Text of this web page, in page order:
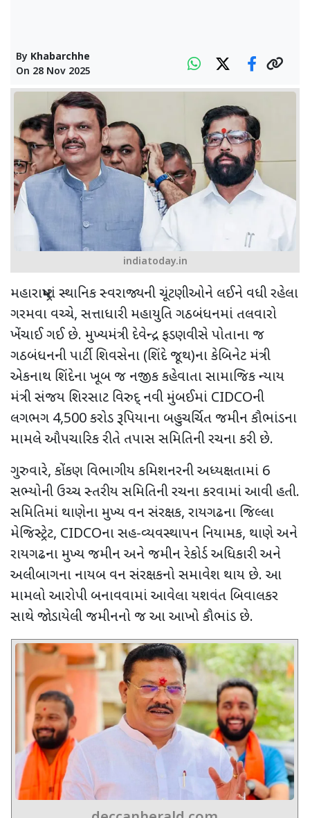
By Khabarchhe
On 28 Nov 2025
indiatoday.in
મહારાષ્ટ્રમાં સ્થાનિક સ્વરાજ્યની ચૂંટણીઓને લઈને વધી રહેલા
ગરમવા વચ્ચે, સત્તાધારી મહાયુતિ ગઠબંધનમાં તલવારો
ખેંચાઈ ગઈ છે. મુખ્યમંત્રી દેવેન્દ્ર ફડણવીસે પોતાના જ
ગઠબંધનની પાર્ટી શિવસેના (શિંદે જૂથ)ના કેબિનેટ મંત્રી
એકનાથ શિંદેના ખૂબ જ નજીક કહેવાતા સામાજિક ન્યાય
મંત્રી સંજય શિરસાટ વિરુદ્ નવી મુંબઈમાં CIDCOની
લગભગ 4,500કરોડ રૂપિયાના બહુચર્ચિત જમીન કૌભાંડના
મામલે ઔપચારિક રીતે તપાસ સમિતિની રચના કરી છે.
ગુરુવારે, કોંકણ વિભાગીય કમિશનરની અધ્યક્ષતામાં 6
સભ્યોની ઉચ્ચ સ્તરીય સમિતિની રચના કરવામાં આવી હતી.
સમિતિમાં થાણેના મુખ્ય વન સંરક્ષક, રાયગઢના જિલ્લા
મેજિસ્ટ્રેટ, CIDCOના સહ-વ્યવસ્થાપન નિયામક, થાણે અને
રાયગઢના મુખ્ય જમીન અને જમીન રેકોર્ડ અધિકારી અને
અલીબાગના નાયબ વન સંરક્ષકનો સમાવેશ થાય છે. આ
મામલો આરોપી બનાવવામાં આવેલા યશવંત બિવાલકર
સાથે જોડાયેલી જમીનનો જ આ આખો કૌભાંડ છે.